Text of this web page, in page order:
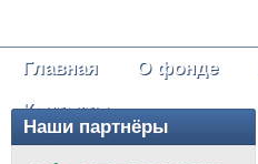
Главное меню
Главная О фонде
Контакты
Наши партнёры